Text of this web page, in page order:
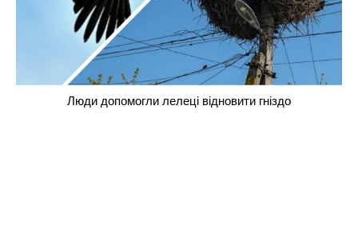
Люди допомогли лелеці відновити гніздо